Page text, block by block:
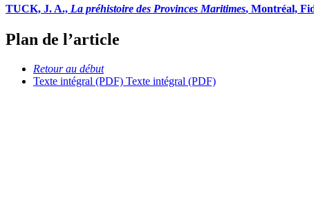
TUCK, J. A., La préhistoire des Provinces Maritimes, Montréal,
Plan de l’article
Retour au début
Texte intégral (PDF) Texte intégral (PDF)